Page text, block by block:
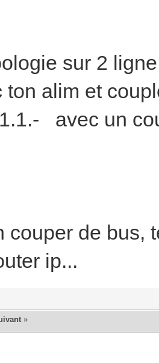
sur 2
alim et
avec un
couper de bus,
ip...
»